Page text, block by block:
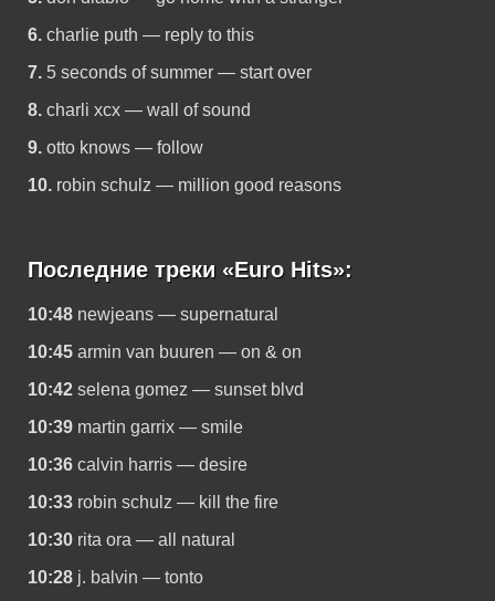
6. charlie puth — reply to this
7. 5 seconds of summer — start over
8. charli xcx — wall of sound
9. otto knows — follow
10. robin schulz — million good reasons
Последние треки «Euro Hits»:
10:48 newjeans — supernatural
10:45 armin van buuren — on & on
10:42 selena gomez — sunset blvd
10:39 martin garrix — smile
10:36 calvin harris — desire
10:33 robin schulz — kill the fire
10:30 rita ora — all natural
10:28 j. balvin — tonto